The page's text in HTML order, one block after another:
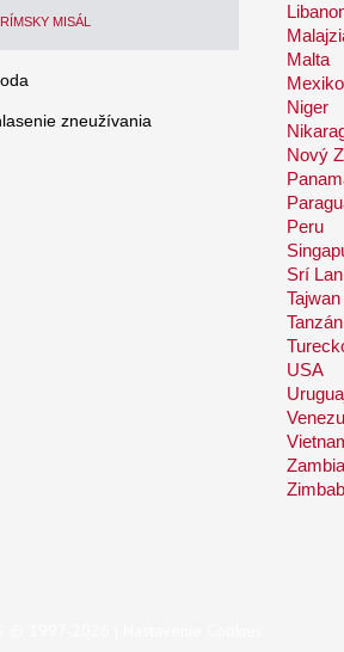
RÍMSKY MISÁL
Malta
Mexiko
Niger
Nový
Peru
Srí
Tajwan
USA
Zambia